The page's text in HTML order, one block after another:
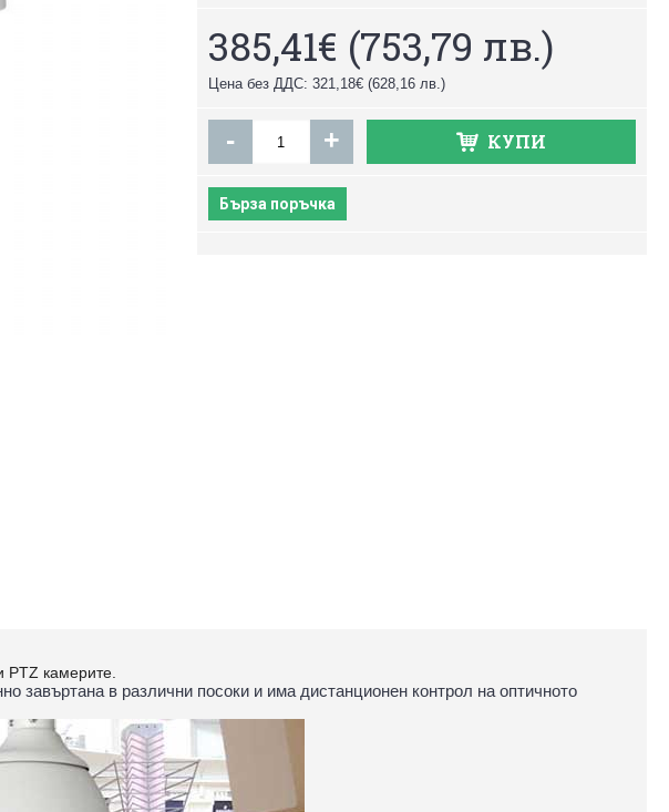
385,41€ (753,79 лв.)
Цена без ДДС: 321,18€ (628,16 лв.)
- + КУПИ
Бърза поръчка
PTZ камерите.
завъртана в различни посоки и има дистанционен контрол на оптичното